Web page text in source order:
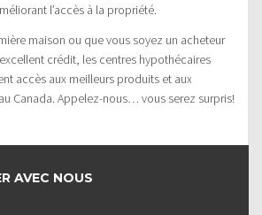
l’accès à la propriété.
maison ou que vous soyez un acheteur
crédit, les centres hypothécaires
accès aux meilleurs produits et aux
Canada. Appelez-nous… vous serez surpris!
AVEC NOUS